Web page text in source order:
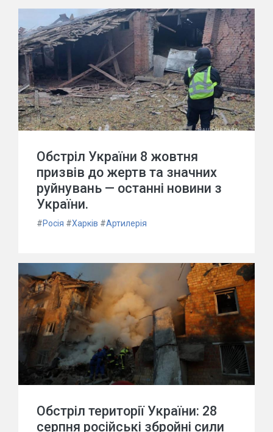
Обстріл України 8 жовтня
призвів до жертв та значних
руйнувань — останні новини з
України.
#Росія #Харків #Артилерія
Обстріл території України: 28
серпня російські збройні сили